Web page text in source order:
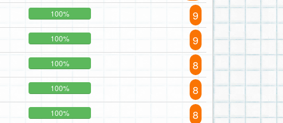
100% 9
100% 9
100% 8
100% 8
100% 8